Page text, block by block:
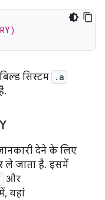
सिस्टम .a
देने के लिए
ले जाता है. इसमें
और
यहां